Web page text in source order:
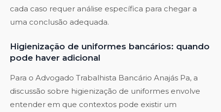
cada caso requer análise específica para chegar a
uma conclusão adequada.
Higienização de uniformes bancários: quando
pode haver adicional
Para o Advogado Trabalhista Bancário Anajás Pa, a
discussão sobre higienização de uniformes envolve
entender em que contextos pode existir um